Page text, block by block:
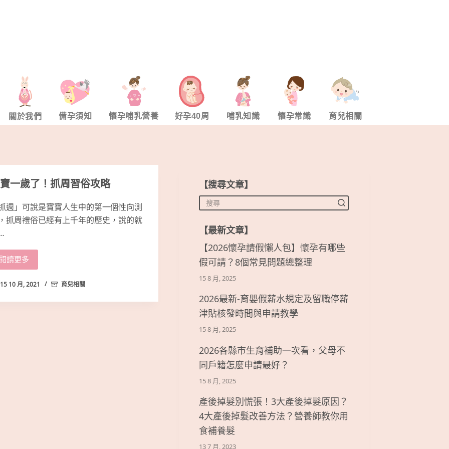
關於我們 備孕須知 懷孕哺乳營養 好孕40周 哺乳知識 懷孕常識 育兒相關
一歲了！抓周習俗攻略
週」可說是寶寶人生中的第一個性向測
抓周禮俗已經有上千年的歷史，說的就
讀更多
15 10 月, 2021 育兒相關
【搜尋文章】
【最新文章】
【2026懷孕請假懶人包】懷孕有哪些
假可請？8個常見問題總整理
15 8 月, 2025
2026最新-育嬰假薪水規定及留職停薪
津貼核發時間與申請教學
15 8 月, 2025
2026各縣市生育補助一次看，父母不
同戶籍怎麼申請最好？
15 8 月, 2025
產後掉髮別慌張！3大產後掉髮原因？
4大產後掉髮改善方法？營養師教你用
食補養髮
13 7 月, 2023